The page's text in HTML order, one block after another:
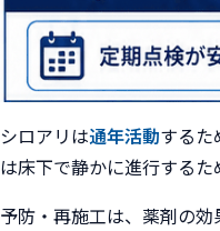
シロアリは通年活動するた
は床下で静かに進行する
予防・再施工は、薬剤の